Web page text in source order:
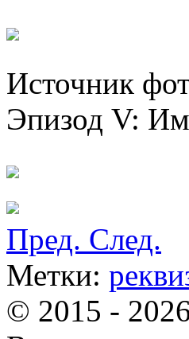
Источник
Эпизод V:
Пред. След.
Метки:
© 2015 -